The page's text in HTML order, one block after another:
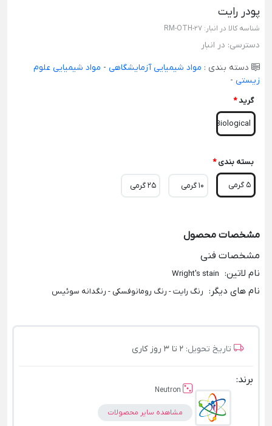
پودر رایت
شناسه کالا در انبار: RM-OTH-27
دسترسی: در انبار
دسته بندی : مواد شیمیایی آزمایشگاهی - مواد شیمیایی علوم
زیستی -
گرید*
Biological
بسته بندی *
5 گرمی 10 گرمی 25 گرمی
مشخصات محصول
مشخصات فنی
نام لاتین:
Wright's stain
نام های دیگر : رنگ رایت - رنگ رومانوفسکی - رنگدانه سوئیس
تاریخ تحویل: 2 تا 3 روز کاری
برند:
Neutron
مشاهده سایر محصولات